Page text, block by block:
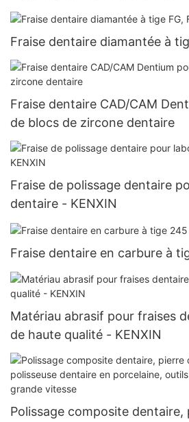
Fraise dentaire diamantée à
Fraise dentaire CAD/CAM
de blocs de zircone dentaire
Fraise de polissage dentaire
dentaire - KENXIN
Fraise dentaire en carbure à
Matériau abrasif pour fraises
de haute qualité - KENXIN
Polissage composite